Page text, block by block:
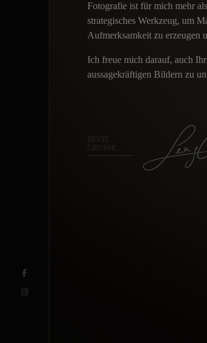
Fotografie ist für mich mehr
strategisches Werkzeug, um
Aufmerksamkeit zu erzeugen
Ich freue mich darauf, auch
aussagekräftigen Bildern zu
BESTE
GRÜSSE